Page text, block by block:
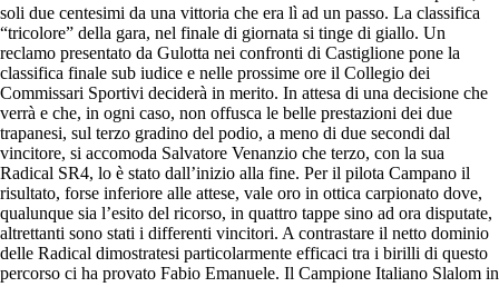
soli due centesimi da una vittoria che era lì ad un passo. La classifica
“tricolore” della gara, nel finale di giornata si tinge di giallo. Un
reclamo presentato da Gulotta nei confronti di Castiglione pone la
classifica finale sub iudice e nelle prossime ore il Collegio dei
Commissari Sportivi deciderà in merito. In attesa di una decisione che
verrà e che, in ogni caso, non offusca le belle prestazioni dei due
trapanesi, sul terzo gradino del podio, a meno di due secondi dal
vincitore, si accomoda Salvatore Venanzio che terzo, con la sua
Radical SR4, lo è stato dall’inizio alla fine. Per il pilota Campano il
risultato, forse inferiore alle attese, vale oro in ottica carpionato dove,
qualunque sia l’esito del ricorso, in quattro tappe sino ad ora disputate,
altrettanti sono stati i differenti vincitori. A contrastare il netto dominio
delle Radical dimostratesi particolarmente efficaci tra i birilli di questo
percorso ci ha provato Fabio Emanuele. Il Campione Italiano Slalom in